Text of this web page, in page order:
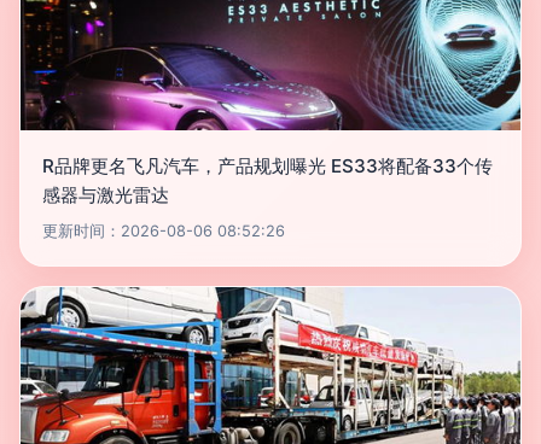
R品牌更名飞凡汽车，产品规划曝光 ES33将配备33个传
感器与激光雷达
更新时间：2026-08-06 08:52:26